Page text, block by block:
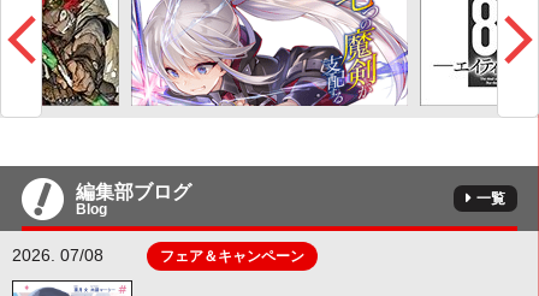
編集部ブログ
Blog
一覧
2026. 07/08 フェア＆キャンペーン